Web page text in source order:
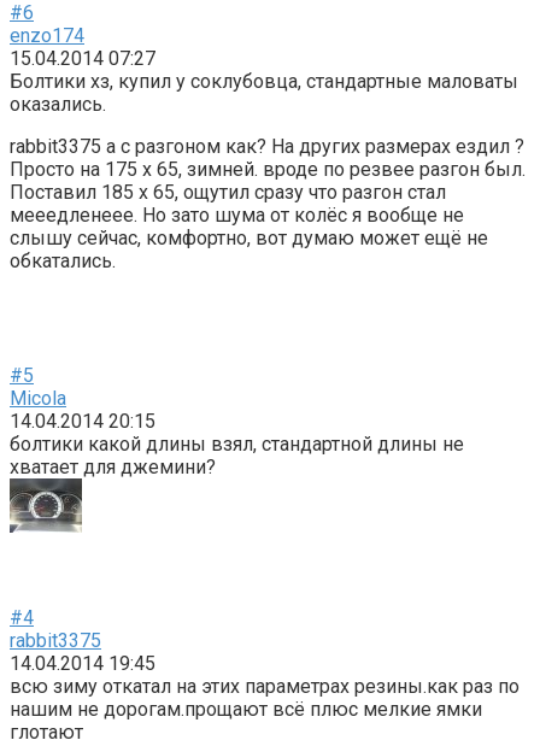
#6
enzo174
15.04.2014 07:27
Болтики хз, купил у соклубовца, стандартные маловаты
оказались.
rabbit3375 а с разгоном как? На других размерах ездил ?
Просто на 175 х 65, зимней. вроде по резвее разгон был.
Поставил 185 х 65, ощутил сразу что разгон стал
мееедленеее. Но зато шума от колёс я вообще не
слышу сейчас, комфортно, вот думаю может ещё не
обкатались.
#5
Micola
14.04.2014 20:15
болтики какой длины взял, стандартной длины не
хватает для джемини?
#4
rabbit3375
14.04.2014 19:45
всю зиму откатал на этих параметрах резины.как раз по
нашим не дорогам.прощают всё плюс мелкие ямки
глотают